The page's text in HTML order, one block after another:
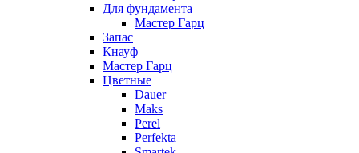
Для фундамента
Мастер Гарц
Запас
Кнауф
Мастер Гарц
Цветные
Dauer
Maks
Perel
Perfekta